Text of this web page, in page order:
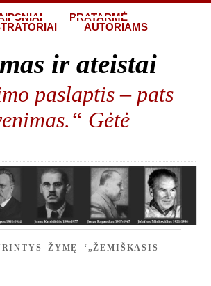
PRATARMĖ
AUTORIAMS
ir ateistai
paslaptis – pats
Gėtė
ŽYMĘ ‘„ŽEMIŠKASIS